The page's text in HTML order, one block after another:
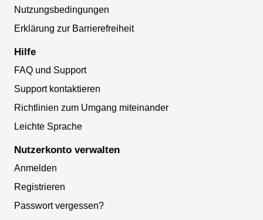
Nutzungsbedingungen
Erklärung zur Barrierefreiheit
Hilfe
FAQ und Support
Support kontaktieren
Richtlinien zum Umgang miteinander
Leichte Sprache
Nutzerkonto verwalten
Anmelden
Registrieren
Passwort vergessen?